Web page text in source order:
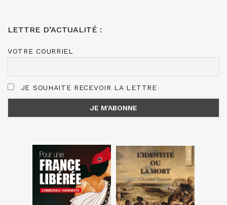
LETTRE D’ACTUALITÉ :
VOTRE COURRIEL
JE SOUHAITE RECEVOIR LA LETTRE